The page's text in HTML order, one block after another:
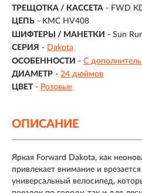
ТРЕЩОТКА / КАССЕТА - FWD
ЦЕПЬ - KMC HV408
ШИФТЕРЫ / МАНЕТКИ - Sun
СЕРИЯ - Dakota
ОСОБЕННОСТИ - С
ДИАМЕТР - 24 дюймов
ЦВЕТ - Розовые
ОПИСАНИЕ
Яркая Forward Dakota, как
привлекает внимание и
универсальный велосипед,